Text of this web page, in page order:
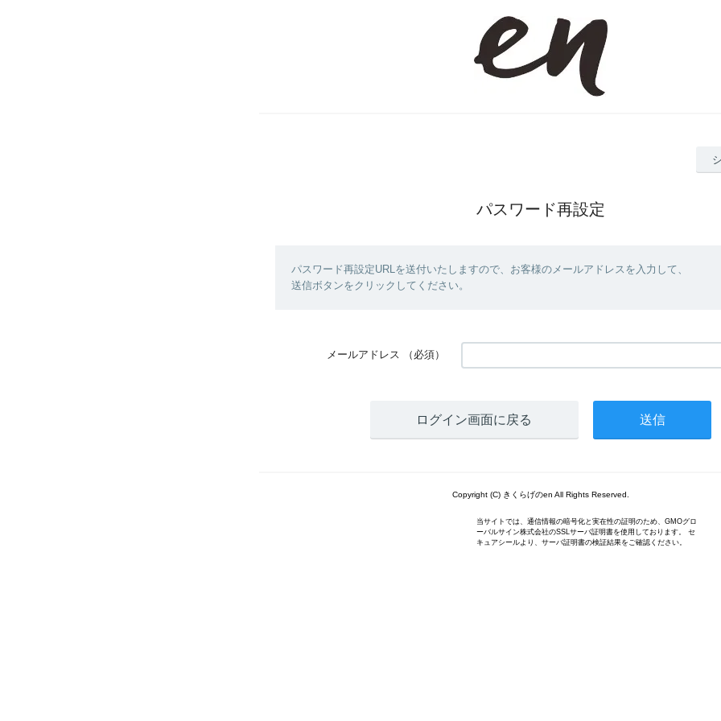
パスワード再設定
パスワード再設定URLを送付いたしますので、お客様のメールアドレスを入力して、
送信ボタンをクリックしてください。
メールアドレス （必須）
ログイン画面に戻る
Copyright (C) きくらげのen All Rights Reserved.
当サイトでは、通信情報の暗号化と実在性の証明のため、GMOグロ
ーバルサイン株式会社のSSLサーバ証明書を使用しております。 セ
キュアシールより、サーバ証明書の検証結果をご確認ください。